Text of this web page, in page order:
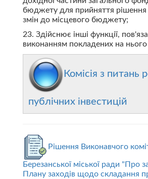
бюджету для прийняття рішення
змін до місцевого бюджету;
23. Здійснює інші функції,
виконанням покладених на нього
Комісія з питань
публічних інвестицій
Рішення Виконавчого
Березанської міської ради "Про
Плану заходів щодо складання